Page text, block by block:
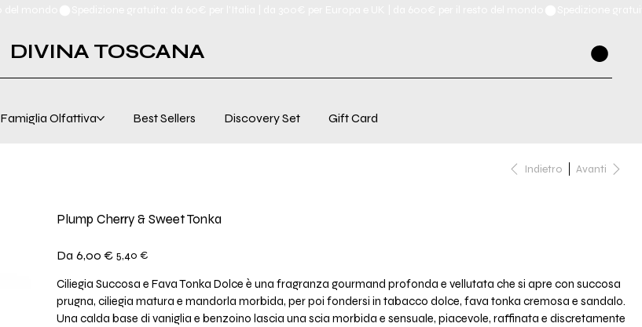
Famiglia Olfattiva Best Sellers Discovery Set Gift Card
DIVINA TOSCANA
Indietro Avanti
Plump Cherry & Sweet Tonka
Da
Prezzo
originale
6,00 € scontato
5,40 €
Ciliegia Succosa e Fava Tonka Dolce è una fragranza gourmand profonda e vellutata che si apre con succosa
prugna, ciliegia matura e mandorla morbida, per poi fondersi in tabacco dolce, fava tonka cremosa e sandalo.
Una calda base di vaniglia e benzoino lascia una scia morbida e sensuale, piacevole, raffinata e discretamente